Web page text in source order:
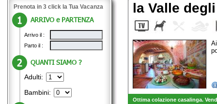
Prenota in 3 click la Tua Vacanza
ARRIVO e PARTENZA
Arrivo il :
Parto il :
QUANTI SIAMO ?
Adulti:
Bambini:
la Valle
Ottima colazione casalinga.